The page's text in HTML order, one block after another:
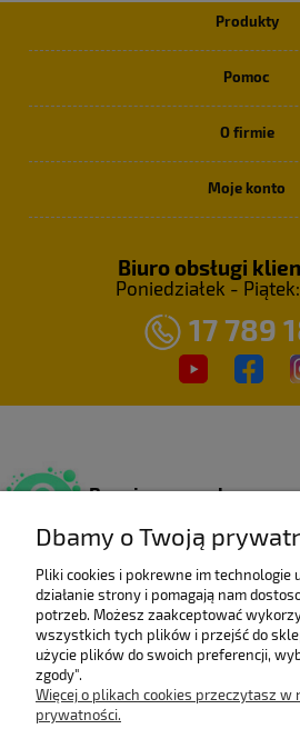
Produkty
Pomoc
O firmie
Moje konto
Biuro obsługi
Poniedziałek -
17 789
Bezpieczne zakupy
Wieloletni laureat
rankingu e-Gazele Biznesu.
Dbamy o Twoją
Pliki cookies i pokrewne im technologie
działanie strony i pomagają nam
potrzeb. Możesz zaakceptować
wszystkich tych plików i przejść do
użycie plików do swoich preferencji,
zgody".
Więcej o plikach cookies przeczytasz w
prywatności.